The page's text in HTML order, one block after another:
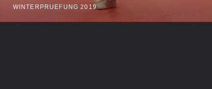
WINTERPRUEFUNG 2019